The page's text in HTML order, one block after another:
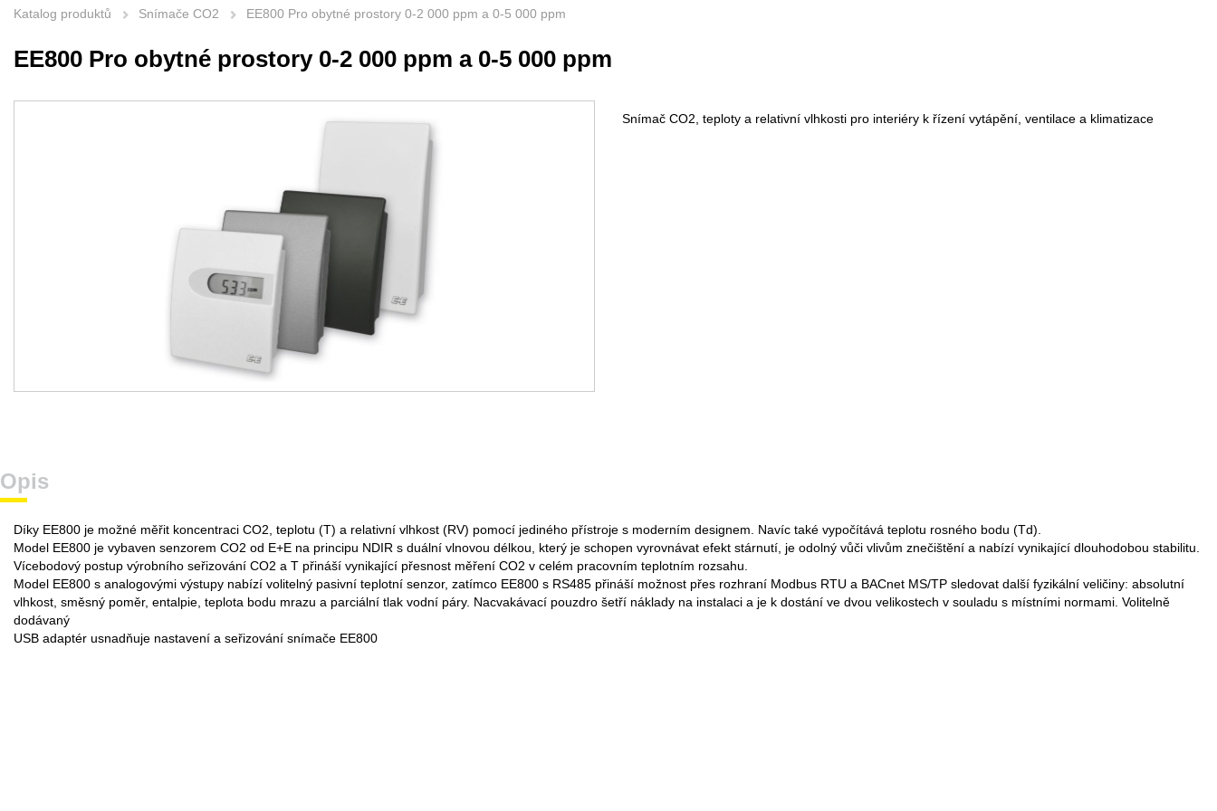
Katalog produktů Snímače CO2 EE800 Pro obytné prostory 0-2 000 ppm a 0-5 000 ppm
EE800 Pro obytné prostory 0-2 000 ppm a 0-5 000 ppm
Snímač CO2, teploty a relativní vlhkosti pro interiéry k řízení vytápění, ventilace a klimatizace
Opis
Díky EE800 je možné měřit koncentraci CO2, teplotu (T) a relativní vlhkost (RV) pomocí jediného přístroje s moderním designem. Navíc také vypočítává teplotu rosného bodu (Td).
Model EE800 je vybaven senzorem CO2 od E+E na principu NDIR s duální vlnovou délkou, který je schopen vyrovnávat efekt stárnutí, je odolný vůči vlivům znečištění a nabízí vynikající dlouhodobou stabilitu.
Vícebodový postup výrobního seřizování CO2 a T přináší vynikající přesnost měření CO2 v celém pracovním teplotním rozsahu.
Model EE800 s analogovými výstupy nabízí volitelný pasivní teplotní senzor, zatímco EE800 s RS485 přináší možnost přes rozhraní Modbus RTU a BACnet MS/TP sledovat další fyzikální veličiny: absolutní
vlhkost, směsný poměr, entalpie, teplota bodu mrazu a parciální tlak vodní páry. Nacvakávací pouzdro šetří náklady na instalaci a je k dostání ve dvou velikostech v souladu s místními normami. Volitelně
dodávaný
USB adaptér usnadňuje nastavení a seřizování snímače EE800